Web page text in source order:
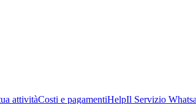
attivitàCosti e pagamentiHelpIl Servizio